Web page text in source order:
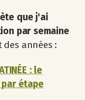
que j'ai
par semaine
années :
: le
étape